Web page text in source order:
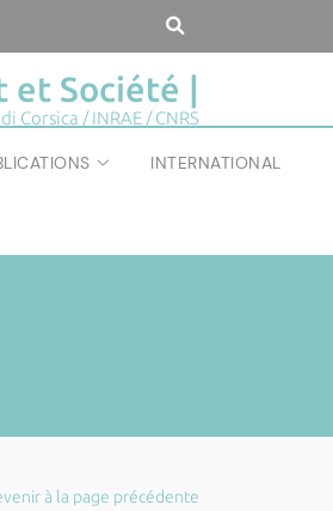
et Société |
Corsica / INRAE / CNRS
INTERNATIONAL
à la page précédente